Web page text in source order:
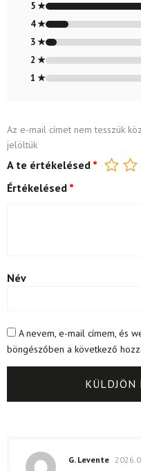
4.8
5 ★
4 ★
3 ★
2 ★
1 ★
Az e-mail címet nem tesszük
jelöltük
A te értékelésed *
Értékelésed *
Név
A nevem, e-mail címem, és
böngészőben a következő
G. Levente